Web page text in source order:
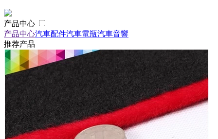
产品中心
产品中心汽車配件汽車電瓶汽車音響
推荐产品